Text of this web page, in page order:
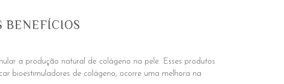
BENEFÍCIOS
a produção natural de colágeno na pele. Esses produtos
bioestimuladores de colágeno, ocorre uma melhora na